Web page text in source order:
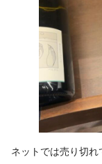
ネットでは売り切